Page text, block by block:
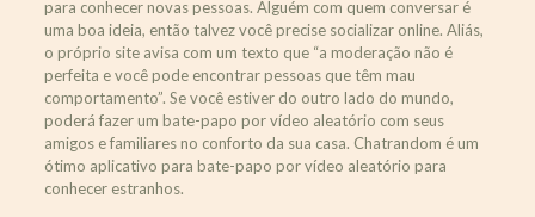
para conhecer novas pessoas. Alguém com quem conversar é
uma boa ideia, então talvez você precise socializar online. Aliás,
o próprio site avisa com um texto que “a moderação não é
perfeita e você pode encontrar pessoas que têm mau
comportamento”. Se você estiver do outro lado do mundo,
poderá fazer um bate-papo por vídeo aleatório com seus
amigos e familiares no conforto da sua casa. Chatrandom é um
ótimo aplicativo para bate-papo por vídeo aleatório para
conhecer estranhos.